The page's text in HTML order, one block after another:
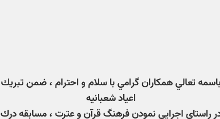
تعالي همكاران گرامي با سلام و احترام ، ضمن تبريك
اعياد شعبانيه
راستاي اجرايي نمودن فرهنگ قرآن و عترت ، مسابقه درك